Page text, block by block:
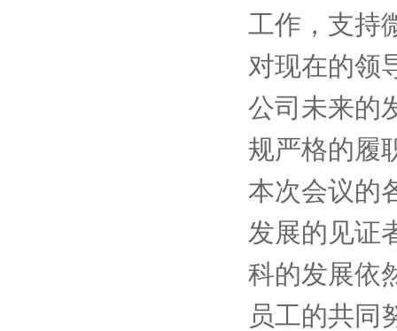
工作，支持
对现在的领
公司未来的
规严格的履
本次会议的
发展的见证
科的发展依
员工的共同